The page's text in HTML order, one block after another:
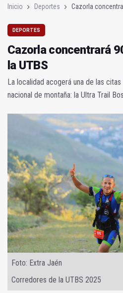
Inicio Deportes Cazorla
DEPORTES
Cazorla concentrará
la UTBS
La localidad acogerá una de las
nacional de montaña: la Ultra Trail
Foto: Extra Jaén
Corredores de la UTBS 2025